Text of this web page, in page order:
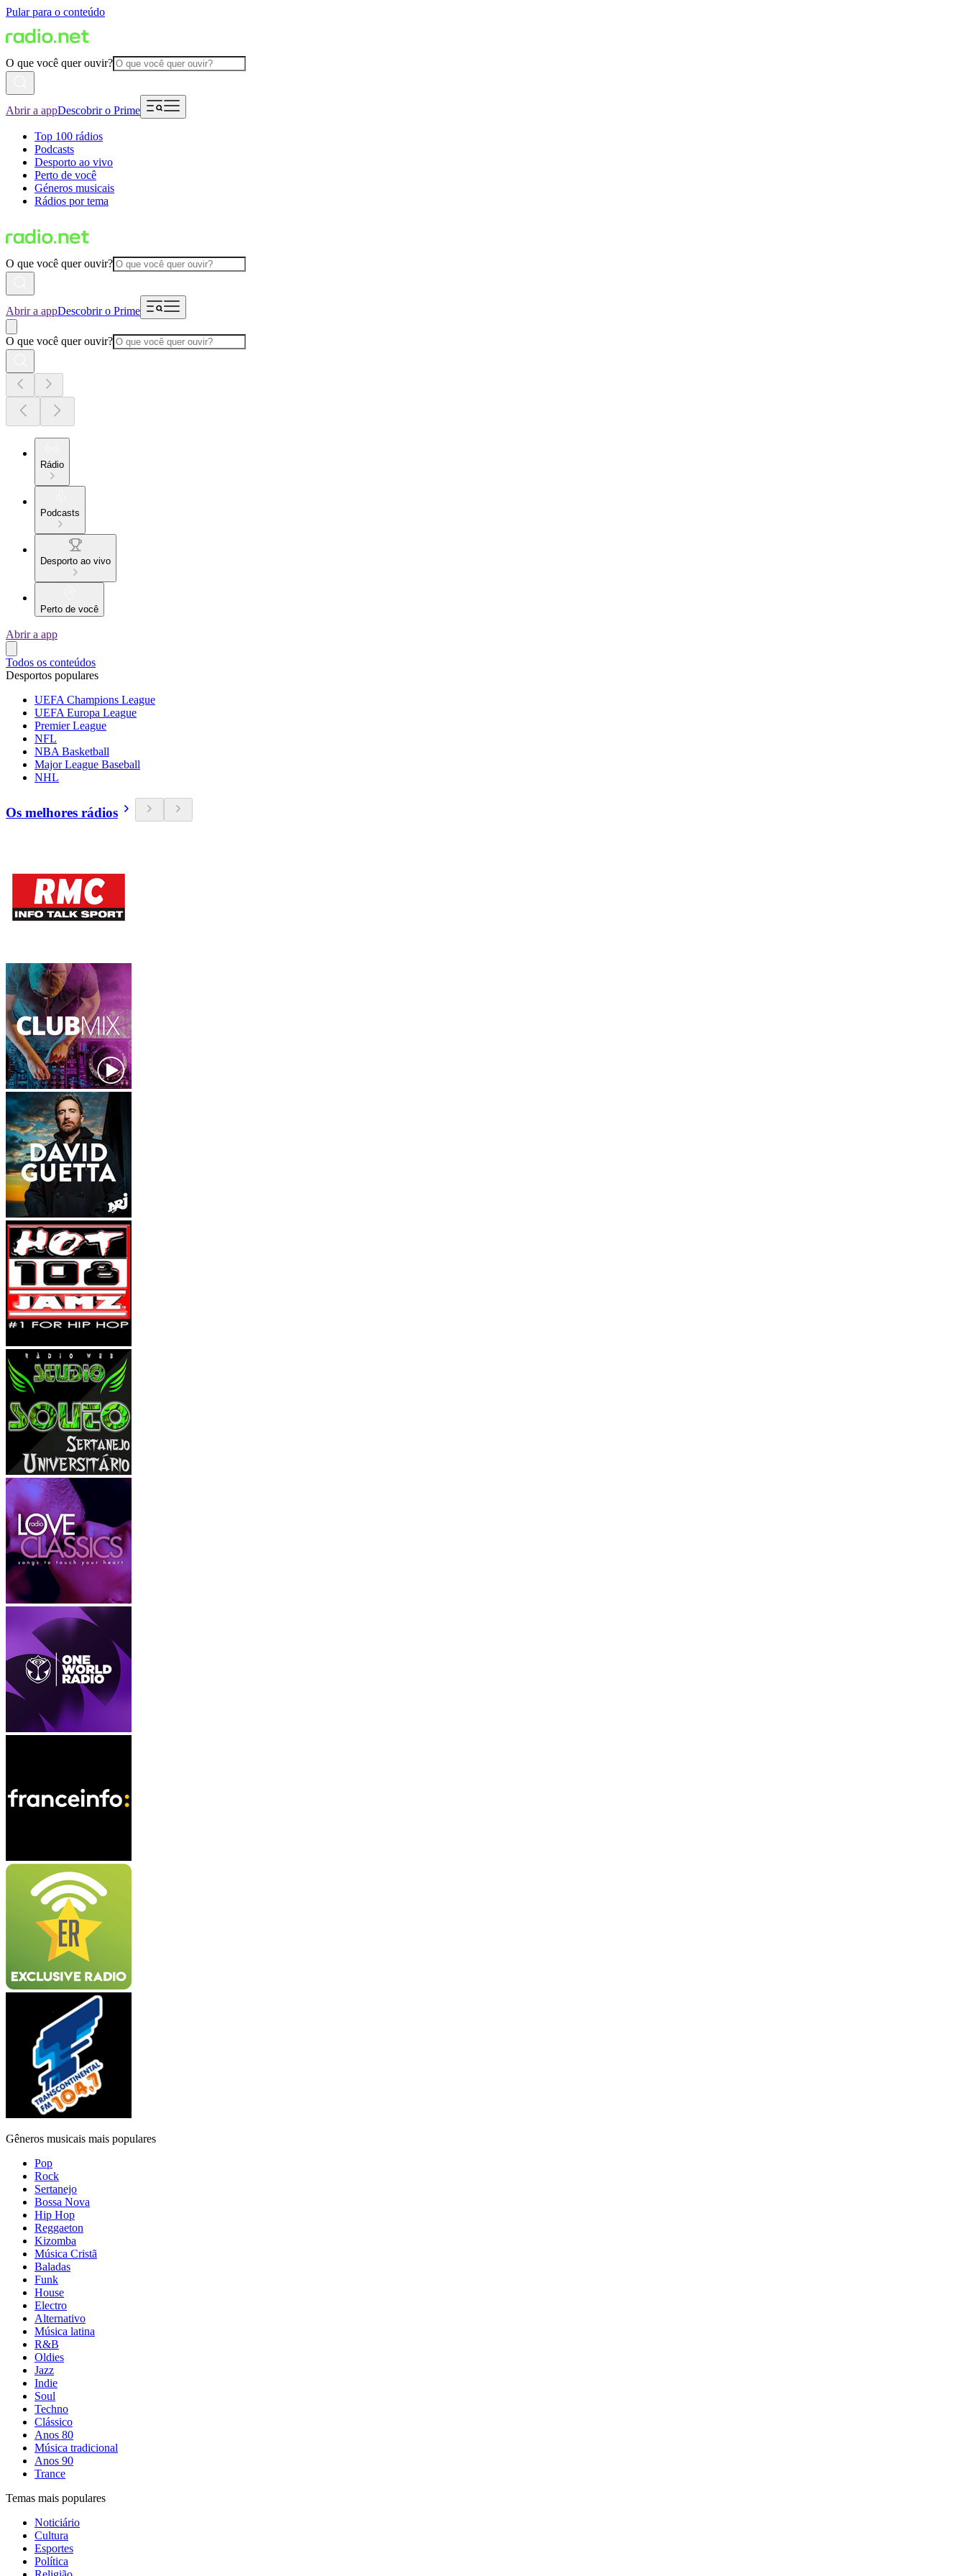
Pular para o conteúdo
O que você quer ouvir?
Abrir a appDescobrir o Prime
Top 100 rádios
Podcasts
Desporto ao vivo
Perto de você
Géneros musicais
Rádios por tema
O que você quer ouvir?
Abrir a appDescobrir o Prime
O que você quer ouvir?
Rádio
Podcasts
Desporto ao vivo
Perto de você
Abrir a app
Todos os conteúdos
Desportos populares
UEFA Champions League
UEFA Europa League
Premier League
NFL
NBA Basketball
Major League Baseball
NHL
Os melhores rádios
Gêneros musicais mais populares
Pop
Rock
Sertanejo
Bossa Nova
Hip Hop
Reggaeton
Kizomba
Música Cristã
Baladas
Funk
House
Electro
Alternativo
Música latina
R&B
Oldies
Jazz
Indie
Soul
Techno
Clássico
Anos 80
Música tradicional
Anos 90
Trance
Temas mais populares
Noticiário
Cultura
Esportes
Política